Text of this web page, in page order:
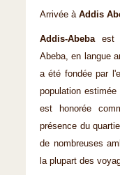
Arrivée à Addis
Addis-Abebaest
Abeba, en langue
a été fondée par
population
est honorée
présence du
de nombreuses
la plupart des